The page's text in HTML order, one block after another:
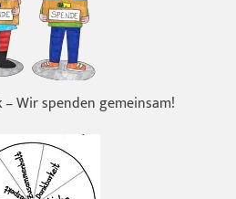
Wir spenden gemeinsam!